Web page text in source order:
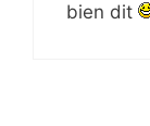
bien dit